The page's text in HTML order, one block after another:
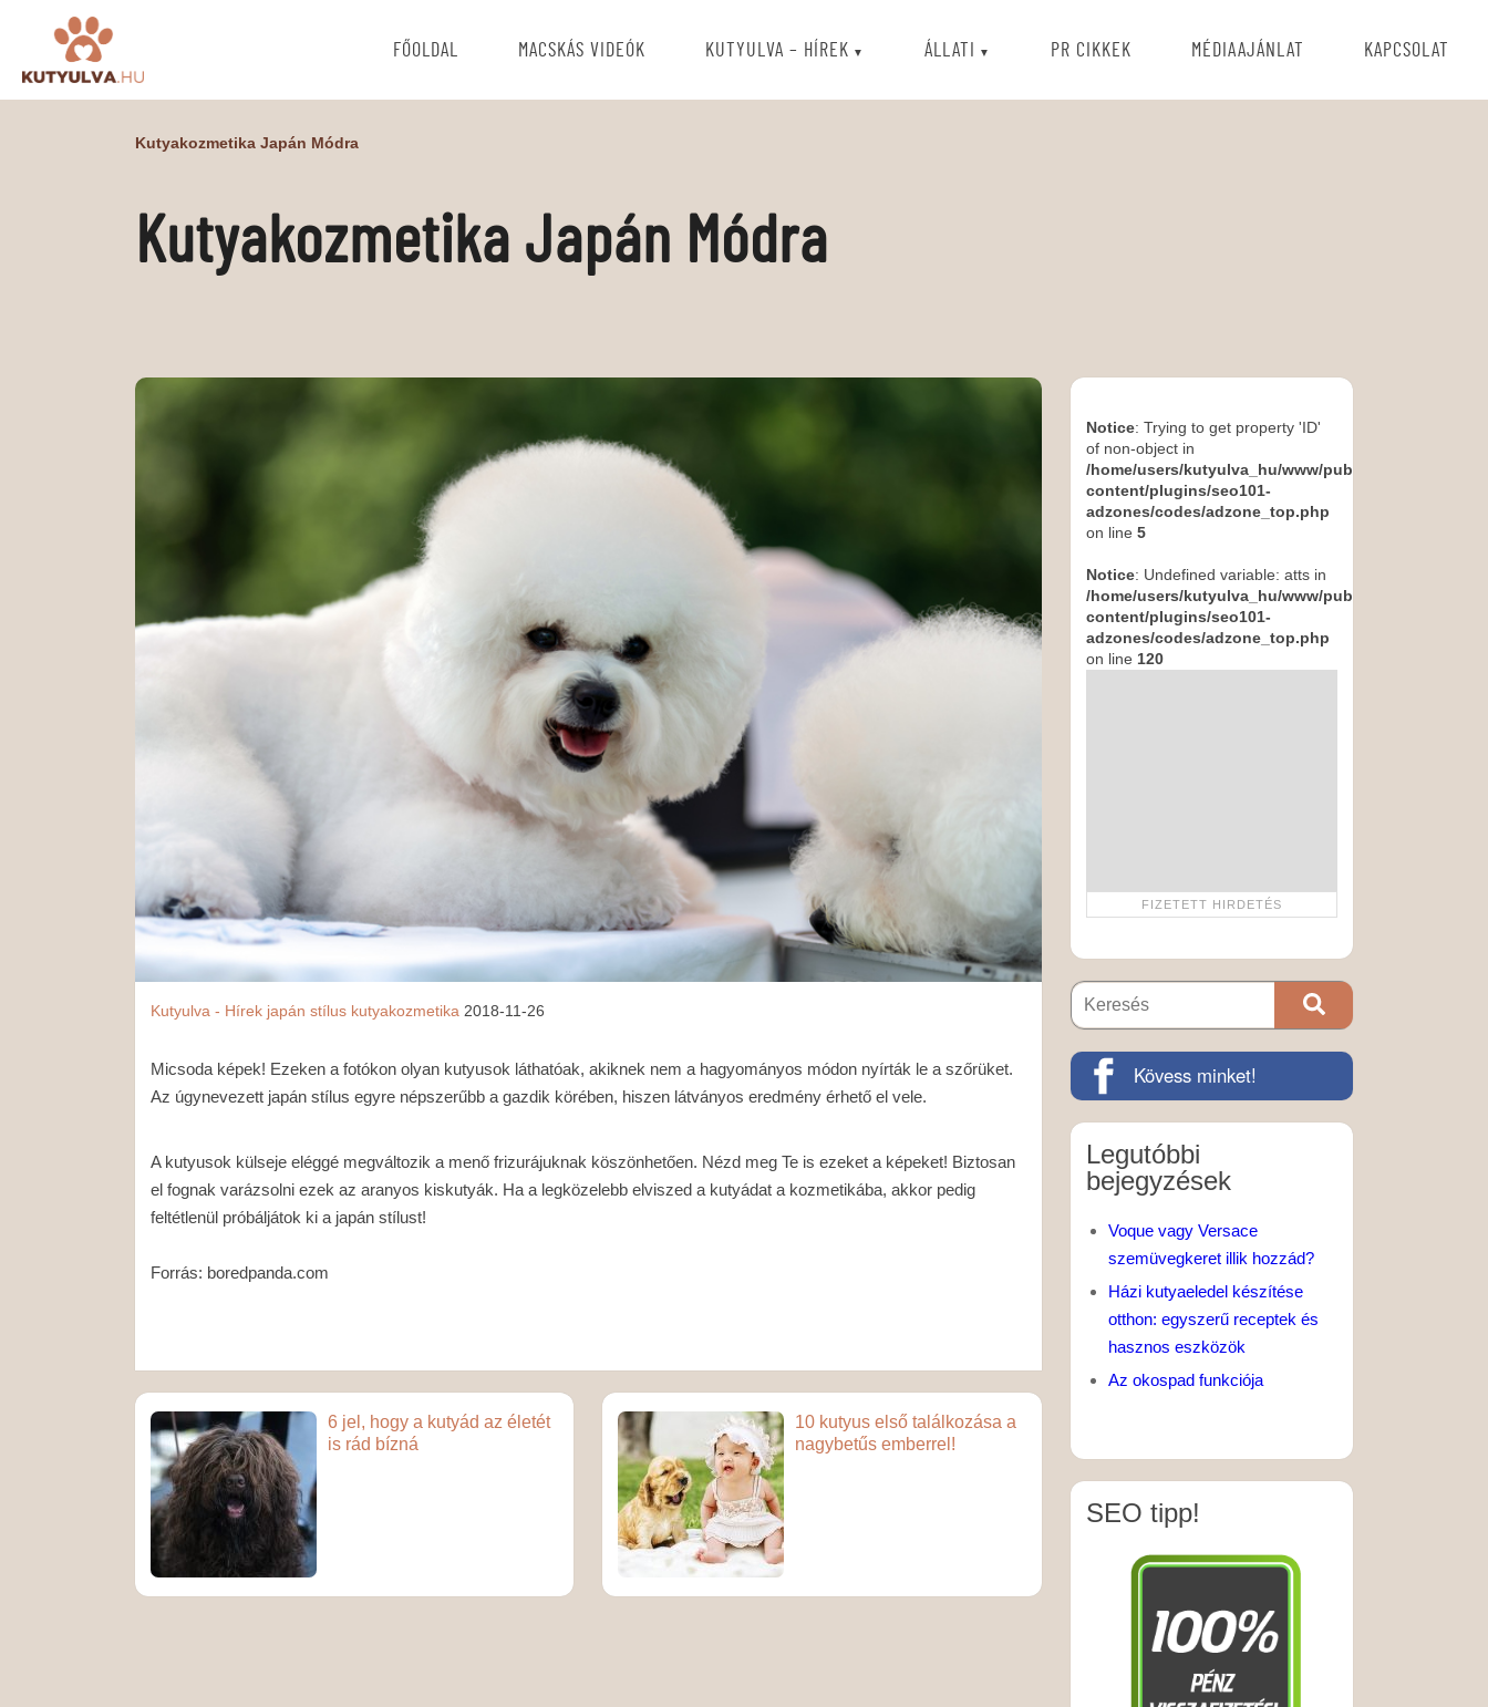
FŐOLDAL MACSKÁS VIDEÓK KUTYULVA – HÍREK ÁLLATI PR CIKKEK MÉDIAAJÁNLAT KAPCSOLAT
Kutyakozmetika Japán Módra
Kutyakozmetika Japán Módra
Kutyulva - Hírek japán stílus kutyakozmetika 2018-11-26
Micsoda képek! Ezeken a fotókon olyan kutyusok láthatóak, akiknek nem a hagyományos módon nyírták le a szőrüket.
Az úgynevezett japán stílus egyre népszerűbb a gazdik körében, hiszen látványos eredmény érhető el vele.
A kutyusok külseje eléggé megváltozik a menő frizurájuknak köszönhetően. Nézd meg Te is ezeket a képeket! Biztosan
el fognak varázsolni ezek az aranyos kiskutyák. Ha a legközelebb elviszed a kutyádat a kozmetikába, akkor pedig
feltétlenül próbáljátok ki a japán stílust!
Forrás: boredpanda.com
6 jel, hogy a kutyád az életét
is rád bízná
10 kutyus első találkozása a
nagybetűs emberrel!
Notice: Trying to get property 'ID'
of non-object in
/home/users/kutyulva_hu/www/public_html/wp-
content/plugins/seo101-
adzones/codes/adzone_top.php
on line 5
Notice: Undefined variable: atts in
/home/users/kutyulva_hu/www/public_html/wp-
content/plugins/seo101-
adzones/codes/adzone_top.php
on line 120
Kövess minket!
Legutóbbi
bejegyzések
Voque vagy Versace
szemüvegkeret illik hozzád?
Házi kutyaeledel készítése
otthon: egyszerű receptek és
hasznos eszközök
Az okospad funkciója
SEO tipp!